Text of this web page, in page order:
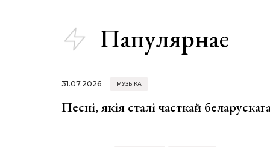
Папулярнае
31.07.2026 МУЗЫКА
Песні, якія сталі часткай